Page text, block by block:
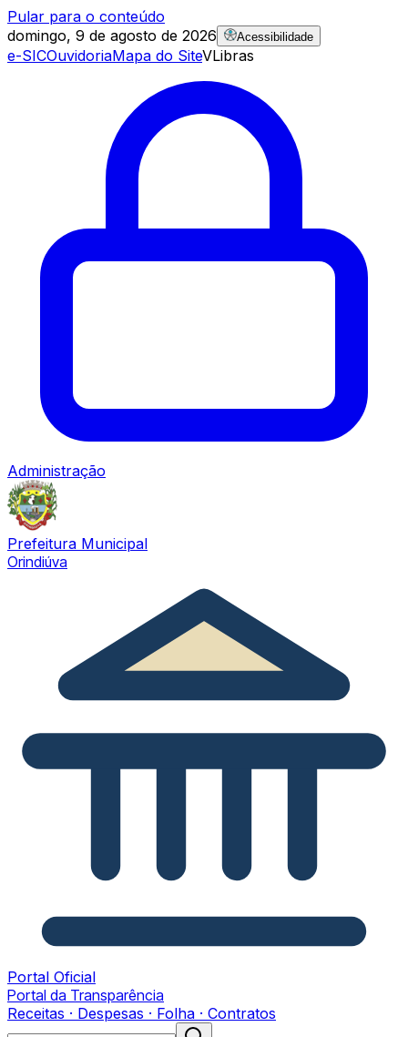
Pular para o conteúdo
domingo, 9 de agosto de 2026
Acessibilidade
e-SICOuvidoriaMapa do SiteVLibras
Administração
Prefeitura Municipal
Orindiúva
Portal Oficial
Portal da Transparência
Receitas · Despesas · Folha · Contratos